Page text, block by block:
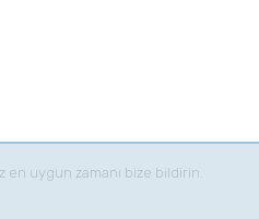
uygun zamanı bize bildirin.